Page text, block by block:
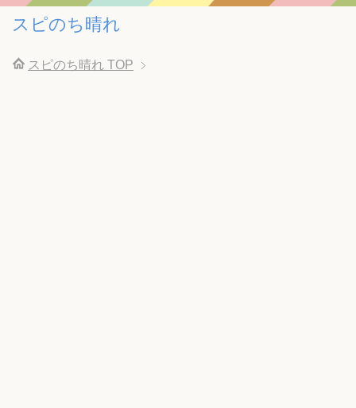
スピのち晴れ
スピのち晴れ TOP